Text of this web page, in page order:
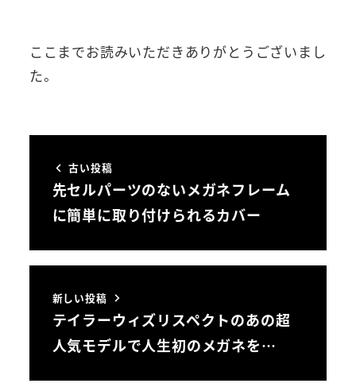
ここまでお読みいただきありがとうございまし
た。
古い投稿
先セルパーツのないメガネフレーム
に簡単に取り付けられるカバー
新しい投稿
テイラーウィズリスペクトのあの超
人気モデルで人生初のメガネを…